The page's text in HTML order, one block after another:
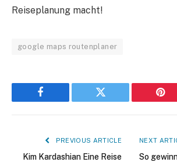
Reiseplanung macht!
google maps routenplaner
Facebook Twitter
PREVIOUS ARTICLE
Kim Kardashian Eine Reise
NEXT
So